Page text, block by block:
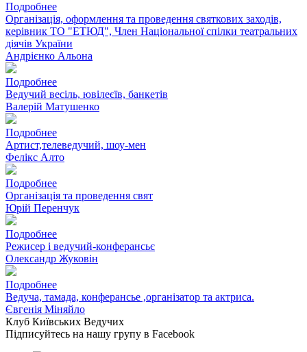
Подробнее
Організація, оформлення та проведення святкових заходів,
керівник ТО "ЕТЮД", Член Національної спілки театральних
діячів України
Андрієнко Альона
Подробнее
Ведучий весіль, ювілеєїв, банкетів
Валерій Матушенко
Подробнее
Артист,телеведучий, шоу-мен
Фелікс Алто
Подробнее
Організація та проведення свят
Юрій Перенчук
Подробнее
Режисер і ведучий-конферансьє
Олександр Жуковін
Подробнее
Ведуча, тамада, конферансье ,організатор та актриса.
Євгенія Міняйло
Клуб Київських Ведучих
Підписуйтесь на нашу групу в Facebook